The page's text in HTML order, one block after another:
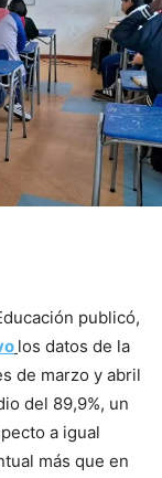
publicó,
los datos de la
de marzo y abril
del 89,9%, un
a igual
más que en